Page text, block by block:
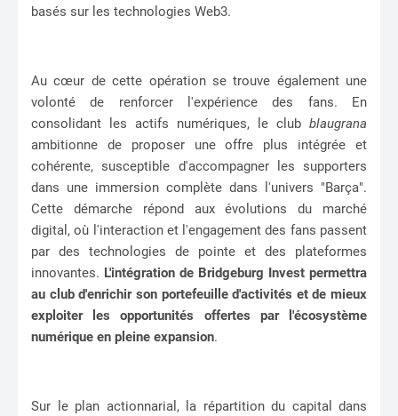
basés sur les technologies Web3.
Au cœur de cette opération se trouve également une
volonté de renforcer l'expérience des fans. En
consolidant les actifs numériques, le club blaugrana
ambitionne de proposer une offre plus intégrée et
cohérente, susceptible d'accompagner les supporters
dans une immersion complète dans l'univers "Barça".
Cette démarche répond aux évolutions du marché
digital, où l'interaction et l'engagement des fans passent
par des technologies de pointe et des plateformes
innovantes. L'intégration de Bridgeburg Invest permettra
au club d'enrichir son portefeuille d'activités et de mieux
exploiter les opportunités offertes par l'écosystème
numérique en pleine expansion.
Sur le plan actionnarial, la répartition du capital dans